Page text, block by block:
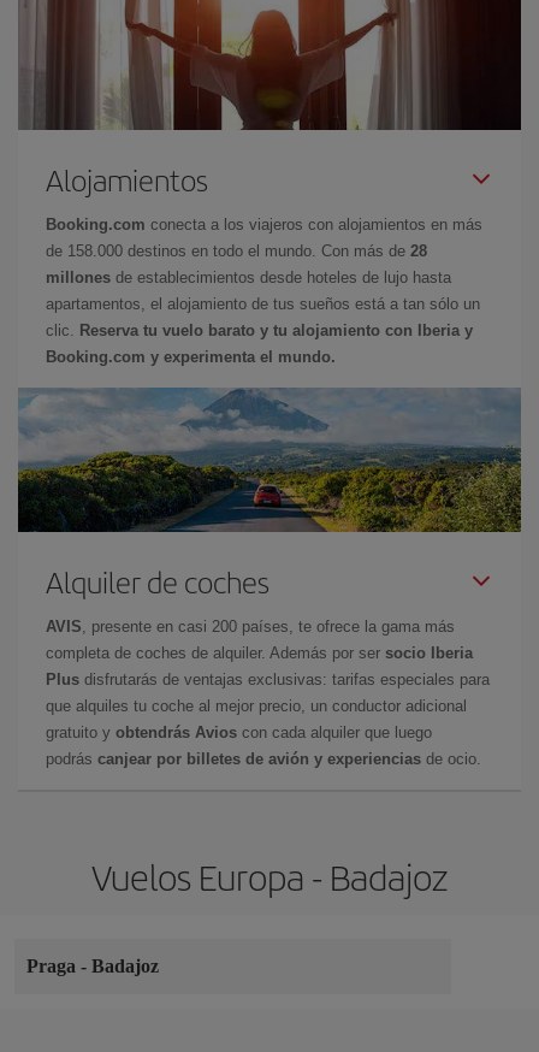
Alojamientos
Booking.com conecta a los viajeros con alojamientos en más
de 158.000 destinos en todo el mundo. Con más de 28
millones de establecimientos desde hoteles de lujo hasta
apartamentos, el alojamiento de tus sueños está a tan sólo un
clic.
Reserva tu vuelo barato y tu alojamiento con Iberia y
Booking.com y experimenta el mundo.
Alquiler de coches
AVIS , presente en casi 200 países, te ofrece la gama más
completa de coches de alquiler. Además por ser socio Iberia
Plus disfrutarás de ventajas exclusivas: tarifas especiales para
que alquiles tu coche al mejor precio, un conductor adicional
gratuito y obtendrás Avios con cada alquiler que luego
podrás canjear por billetes de avión y experiencias de ocio.
Vuelos Europa - Badajoz
Praga - Badajoz